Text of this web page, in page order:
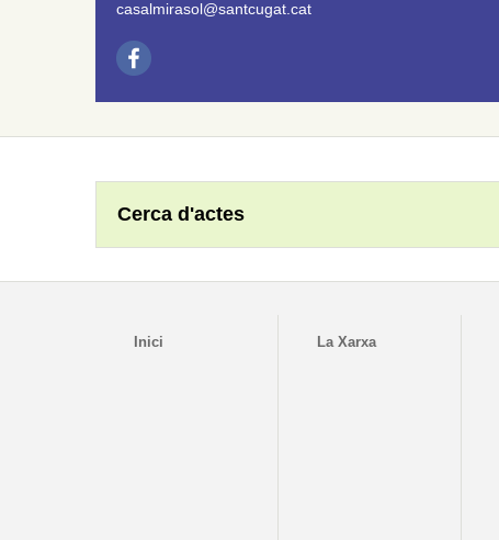
casalmirasol@santcugat.cat
Cerca d'actes
Inici La Xarxa